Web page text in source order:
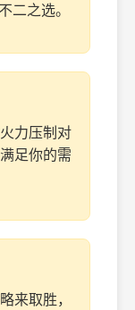
二之选。
力压制对
足你的需
来取胜，